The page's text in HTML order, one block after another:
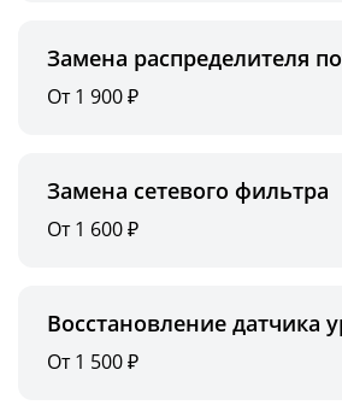
Замена распределителя
От 1 900 ₽
Замена сетевого фильтра
От 1 600 ₽
Восстановление датчика
От 1 500 ₽